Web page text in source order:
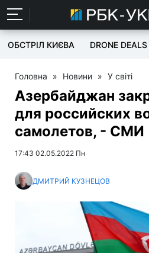
ОБСТРІЛ КИЄВА DRONE DEALS
Головна » Новини » У світі
Азербайджан
для российских
самолетов, - СМИ
17:43 02.05.2022 Пн
ДМИТРИЙ КУЗНЕЦОВ